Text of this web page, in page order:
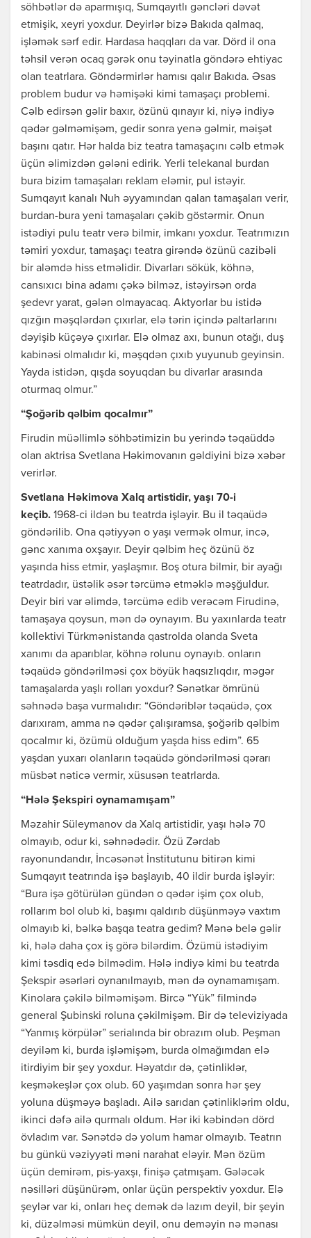
söhbətlər də aparmışıq, Sumqayıtlı gəncləri dəvət
etmişik, xeyri yoxdur. Deyirlər bizə Bakıda qalmaq,
işləmək sərf edir. Hardasa haqqları da var. Dörd il ona
təhsil verən ocaq gərək onu təyinatla göndərə ehtiyac
olan teatrlara. Göndərmirlər hamısı qalır Bakıda. Əsas
problem budur və həmişəki kimi tamaşaçı problemi.
Cəlb edirsən gəlir baxır, özünü qınayır ki, niyə indiyə
qədər gəlməmişəm, gedir sonra yenə gəlmir, məişət
başını qatır. Hər halda biz teatra tamaşaçını cəlb etmək
üçün əlimizdən gələni edirik. Yerli telekanal burdan
bura bizim tamaşaları reklam eləmir, pul istəyir.
Sumqayıt kanalı Nuh əyyamından qalan tamaşaları verir,
burdan-bura yeni tamaşaları çəkib göstərmir. Onun
istədiyi pulu teatr verə bilmir, imkanı yoxdur. Teatrımızın
təmiri yoxdur, tamaşaçı teatra girəndə özünü cazibəli
bir aləmdə hiss etməlidir. Divarları sökük, köhnə,
cansıxıcı bina adamı çəkə bilməz, istəyirsən orda
şedevr yarat, gələn olmayacaq. Aktyorlar bu istidə
qızğın məşqlərdən çıxırlar, elə tərin içində paltarlarını
dəyişib küçəyə çıxırlar. Elə olmaz axı, bunun otağı, duş
kabinəsi olmalıdır ki, məşqdən çıxıb yuyunub geyinsin.
Yayda istidən, qışda soyuqdan bu divarlar arasında
oturmaq olmur.”
“Şoğərib qəlbim qocalmır”
Firudin müəllimlə söhbətimizin bu yerində təqaüddə
olan aktrisa Svetlana Həkimovanın gəldiyini bizə xəbər
verirlər.
Svetlana Həkimova Xalq artistidir, yaşı 70-i
keçib. 1968-ci ildən bu teatrda işləyir. Bu il təqaüdə
göndərilib. Ona qətiyyən o yaşı vermək olmur, incə,
gənc xanıma oxşayır. Deyir qəlbim heç özünü öz
yaşında hiss etmir, yaşlaşmır. Boş otura bilmir, bir ayağı
teatrdadır, üstəlik əsər tərcümə etməklə məşğuldur.
Deyir biri var əlimdə, tərcümə edib verəcəm Firudinə,
tamaşaya qoysun, mən də oynayım. Bu yaxınlarda teatr
kollektivi Türkmənistanda qastrolda olanda Sveta
xanımı da aparıblar, köhnə rolunu oynayıb. onların
təqaüdə göndərilməsi çox böyük haqsızlıqdır, məgər
tamaşalarda yaşlı rolları yoxdur? Sənətkar ömrünü
səhnədə başa vurmalıdır: “Göndəriblər təqaüdə, çox
darıxıram, amma nə qədər çalışıramsa, şoğərib qəlbim
qocalmır ki, özümü olduğum yaşda hiss edim”. 65
yaşdan yuxarı olanların təqaüdə göndərilməsi qərarı
müsbət nəticə vermir, xüsusən teatrlarda.
“Hələ Şekspiri oynamamışam”
Məzahir Süleymanov da Xalq artistidir, yaşı hələ 70
olmayıb, odur ki, səhnədədir. Özü Zərdab
rayonundandır, İncəsənət İnstitutunu bitirən kimi
Sumqayıt teatrında işə başlayıb, 40 ildir burda işləyir:
“Bura işə götürülən gündən o qədər işim çox olub,
rollarım bol olub ki, başımı qaldırıb düşünməyə vaxtım
olmayıb ki, bəlkə başqa teatra gedim? Mənə belə gəlir
ki, hələ daha çox iş görə bilərdim. Özümü istədiyim
kimi təsdiq edə bilmədim. Hələ indiyə kimi bu teatrda
Şekspir əsərləri oynanılmayıb, mən də oynamamışam.
Kinolara çəkilə bilməmişəm. Bircə “Yük” filmində
general Şubinski roluna çəkilmişəm. Bir də televiziyada
“Yanmış körpülər” serialında bir obrazım olub. Peşman
deyiləm ki, burda işləmişəm, burda olmağımdan elə
itirdiyim bir şey yoxdur. Həyatdır də, çətinliklər,
keşməkeşlər çox olub. 60 yaşımdan sonra hər şey
yoluna düşməyə başladı. Ailə sarıdan çətinliklərim oldu,
ikinci dəfə ailə qurmalı oldum. Hər iki kəbindən dörd
övladım var. Sənətdə də yolum hamar olmayıb. Teatrın
bu günkü vəziyyəti məni narahat eləyir. Mən özüm
üçün demirəm, pis-yaxşı, finişə çatmışam. Gələcək
nəsilləri düşünürəm, onlar üçün perspektiv yoxdur. Elə
şeylər var ki, onları heç demək də lazım deyil, bir şeyin
ki, düzəlməsi mümkün deyil, onu deməyin nə mənası